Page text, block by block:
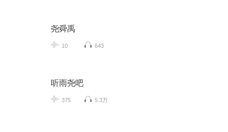
尧舜禹
10 643
听雨尧吧
375 5.3万